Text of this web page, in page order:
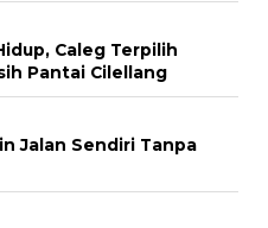
Caleg Terpilih
Pantai Cilellang
Jalan Sendiri Tanpa